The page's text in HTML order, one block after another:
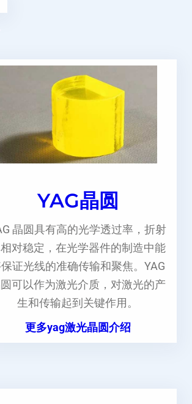
YAG晶圆
晶圆具有高的光学透过率，折射
对稳定，在光学器件的制造中能
证光线的准确传输和聚焦。YAG
可以作为激光介质，对激光的产
生和传输起到关键作用。
更多yag激光晶圆介绍